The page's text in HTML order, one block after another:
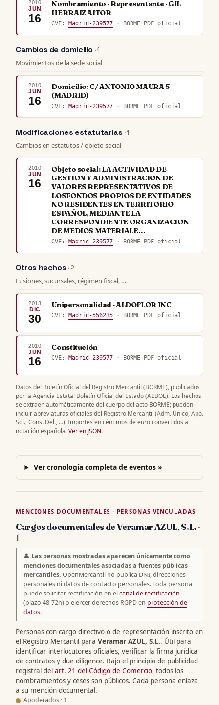
2010
JUN
16
Nombramiento · Representante · GIL
HERRAIZ AITOR
CVE: Madrid-239577 · BORME PDF oficial
Cambios de domicilio · 1
Movimientos de la sede social
2010
JUN
16
Domicilio: C/ ANTONIO MAURA 5
(MADRID)
CVE: Madrid-239577 · BORME PDF oficial
Modificaciones estatutarias · 1
Cambios en estatutos / objeto social
2010
JUN
16
Objeto social: LA ACTIVIDAD DE
GESTION Y ADMINISTRACION DE
VALORES REPRESENTATIVOS DE
LOSFONDOS PROPIOS DE ENTIDADES
NO RESIDENTES EN TERRITORIO
ESPAÑOL, MEDIANTE LA
CORRESPONDIENTE ORGANIZACION
DE MEDIOS MATERIALE…
CVE: Madrid-239577 · BORME PDF oficial
Otros hechos · 2
Fusiones, sucursales, régimen fiscal, …
2013
DIC
30
Unipersonalidad · ALDOFLOR INC
CVE: Madrid-556235 · BORME PDF oficial
2010
JUN
16
Constitución
CVE: Madrid-239577 · BORME PDF oficial
Datos del Boletín Oficial del Registro Mercantil (BORME), publicados
por la Agencia Estatal Boletín Oficial del Estado (AEBOE). Los hechos
se extraen automáticamente del cuerpo del acto BORME; pueden
incluir abreviaturas oficiales del Registro Mercantil (Adm. Único, Apo.
Sol., Cons. Del., …). Importes en céntimos de euro convertidos a
notación española.Ver en JSON.
Ver cronología completa de eventos »
MENCIONES DOCUMENTALES · PERSONAS VINCULADAS
Cargos documentales de Veramar AZUL, S.L. ·
1
👤 Las personas mostradas aparecen únicamente como
menciones documentales asociadas a fuentes públicas
mercantiles. OpenMercantil no publica DNI, direcciones
personales ni datos de contacto personales. Toda persona
puede solicitar rectificación en elcanal de rectificación
(plazo 48-72h) o ejercer derechos RGPD en protección de
datos.
Personas con cargo directivo o de representación inscrito en
el Registro Mercantil para Veramar AZUL, S.L.. Útil para
identificar interlocutores oficiales, verificar la firma jurídica
de contratos y due diligence. Bajo el principio de publicidad
registral del art. 21 del Código de Comercio, todos los
nombramientos y ceses son públicos. Cada persona enlaza
a su mención documental.
Apoderados · 1